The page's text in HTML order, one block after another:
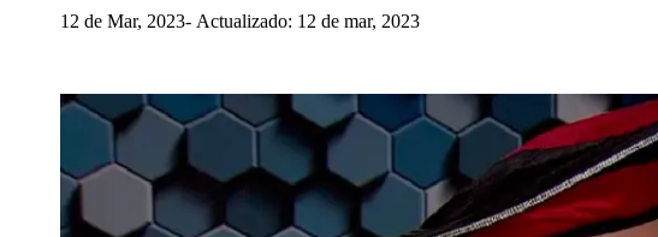
12 de Mar, 2023 Actualizado: 12 de mar, 2023